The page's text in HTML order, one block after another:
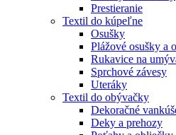
Prestieranie
Textil do kúpeľne
Osušky
Plážové osušky a
Rukavice na
Sprchové závesy
Uteráky
Textil do obývačky
Dekoračné
Deky a prehozy